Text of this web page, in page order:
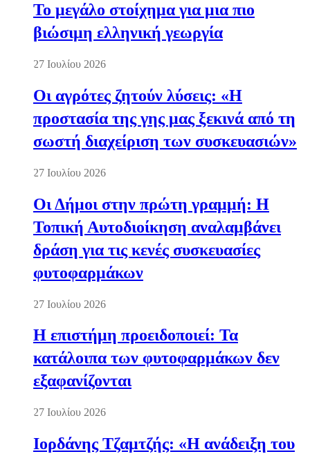
Το μεγάλο στοίχημα για μια πιο
βιώσιμη ελληνική γεωργία
27 Ιουλίου 2026
Οι αγρότες ζητούν λύσεις: «Η
προστασία της γης μας ξεκινά από τη
σωστή διαχείριση των συσκευασιών»
27 Ιουλίου 2026
Οι Δήμοι στην πρώτη γραμμή: Η
Τοπική Αυτοδιοίκηση αναλαμβάνει
δράση για τις κενές συσκευασίες
φυτοφαρμάκων
27 Ιουλίου 2026
Η επιστήμη προειδοποιεί: Τα
κατάλοιπα των φυτοφαρμάκων δεν
εξαφανίζονται
27 Ιουλίου 2026
Ιορδάνης Τζαμτζής: «Η ανάδειξη του